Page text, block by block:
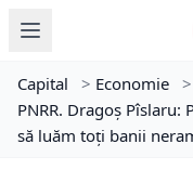
Capital > Economie >
PNRR. Dragoș Pîslaru:
să luăm toţi banii